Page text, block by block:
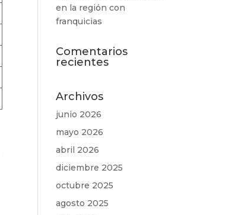
en la región con
franquicias
Comentarios
recientes
Archivos
junio 2026
mayo 2026
abril 2026
diciembre 2025
octubre 2025
agosto 2025